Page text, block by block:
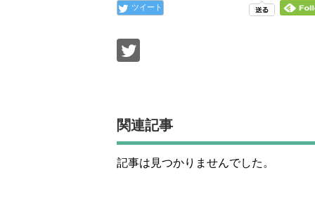
ツイート
関連記事
記事は見つかりませんでした。